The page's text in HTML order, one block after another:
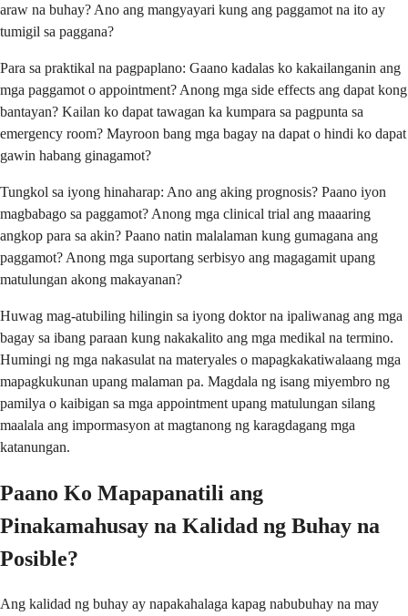
araw na buhay? Ano ang mangyayari kung ang paggamot na ito ay
tumigil sa paggana?
Para sa praktikal na pagpaplano: Gaano kadalas ko kakailanganin ang
mga paggamot o appointment? Anong mga side effects ang dapat kong
bantayan? Kailan ko dapat tawagan ka kumpara sa pagpunta sa
emergency room? Mayroon bang mga bagay na dapat o hindi ko dapat
gawin habang ginagamot?
Tungkol sa iyong hinaharap: Ano ang aking prognosis? Paano iyon
magbabago sa paggamot? Anong mga clinical trial ang maaaring
angkop para sa akin? Paano natin malalaman kung gumagana ang
paggamot? Anong mga suportang serbisyo ang magagamit upang
matulungan akong makayanan?
Huwag mag-atubiling hilingin sa iyong doktor na ipaliwanag ang mga
bagay sa ibang paraan kung nakakalito ang mga medikal na termino.
Humingi ng mga nakasulat na materyales o mapagkakatiwalaang mga
mapagkukunan upang malaman pa. Magdala ng isang miyembro ng
pamilya o kaibigan sa mga appointment upang matulungan silang
maalala ang impormasyon at magtanong ng karagdagang mga
katanungan.
Paano Ko Mapapanatili ang
Pinakamahusay na Kalidad ng Buhay na
Posible?
Ang kalidad ng buhay ay napakahalaga kapag nabubuhay na may